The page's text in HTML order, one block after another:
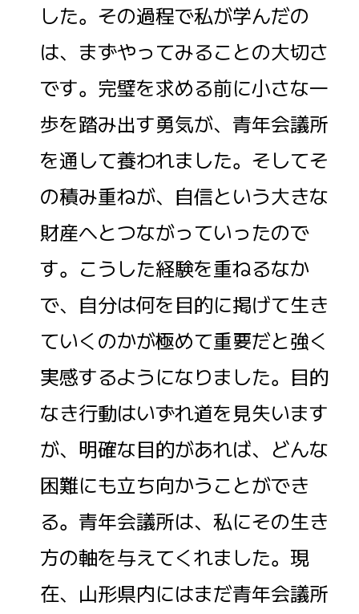
した。その過程で私が学んだの
は、まずやってみることの大切さ
です。完璧を求める前に小さな一
歩を踏み出す勇気が、青年会議所
を通して養われました。そしてそ
の積み重ねが、自信という大きな
財産へとつながっていったので
す。こうした経験を重ねるなか
で、自分は何を目的に掲げて生き
ていくのかが極めて重要だと強く
実感するようになりました。目的
なき行動はいずれ道を見失います
が、明確な目的があれば、どんな
困難にも立ち向かうことができ
る。青年会議所は、私にその生き
方の軸を与えてくれました。現
在、山形県内にはまだ青年会議所